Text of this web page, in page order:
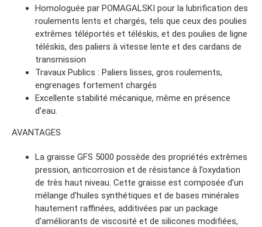
Homologuée par POMAGALSKI pour la lubrification des
roulements lents et chargés, tels que ceux des poulies
extrêmes téléportés et téléskis, et des poulies de ligne
téléskis, des paliers à vitesse lente et des cardans de
transmission
Travaux Publics : Paliers lisses, gros roulements,
engrenages fortement chargés
Excellente stabilité mécanique, même en présence
d’eau.
AVANTAGES
La graisse GFS 5000 possède des propriétés extrêmes
pression, anticorrosion et de résistance à l’oxydation
de très haut niveau. Cette graisse est composée d’un
mélange d’huiles synthétiques et de bases minérales
hautement raffinées, additivées par un package
d’améliorants de viscosité et de silicones modifiées,